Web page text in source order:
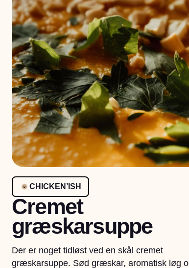
CHICKEN’ISH
Cremet
græskarsuppe
Der er noget tidløst ved en skål cremet
græskarsuppe. Sød græskar, aromatisk løg